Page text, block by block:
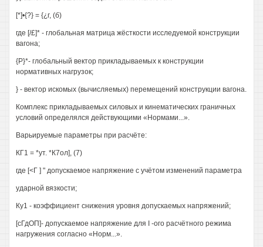
[*]•{?} = {¿г, (б)
где [/£]* - глобальная матрица жёсткости исследуемой конструкции
вагона;
{Р}*- глобальный вектор прикладываемых к конструкции
нормативных нагрузок;
} - вектор искомых (вычисляемых) перемещений конструкции вагона.
Комплекс прикладываемых силовых и кинематических граничных
условий определялся действующими «Нормами...».
Варьируемые параметры при расчёте:
КГ1 = *ут. *К7ол], (7)
где [<Г ] " допускаемое напряжение с учётом изменений параметра
ударной вязкости;
Ку1 - коэффициент снижения уровня допускаемых напряжений;
[сГдОП]- допускаемое напряжение для I -ого расчётного режима
нагружения согласно «Норм...».